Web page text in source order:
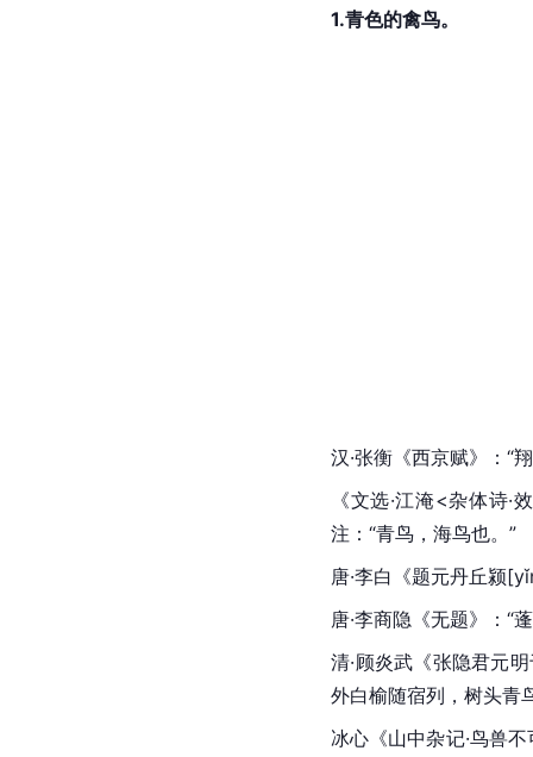
1.青色的禽鸟。
汉·张衡《西京赋》：“
《文选·江淹<杂体诗
注：“青鸟，海鸟也。”
唐·李白《题元丹丘颍
唐·李商隐《无题》：“
清·顾炎武《张隐君元
外白榆随宿列，树头青
冰心《山中杂记·鸟兽